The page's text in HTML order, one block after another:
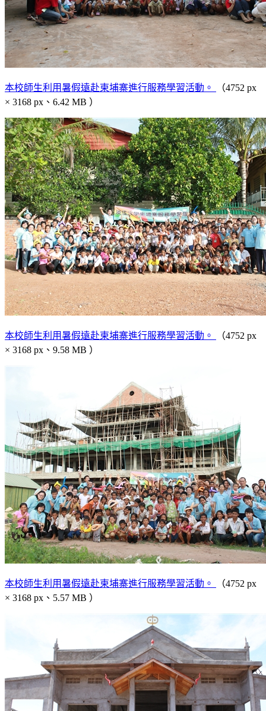
本校師生利用暑假遠赴柬埔寨進行服務學習活動。
（4752 px
× 3168 px、6.42 MB ）
本校師生利用暑假遠赴柬埔寨進行服務學習活動。
（4752 px
× 3168 px、9.58 MB ）
本校師生利用暑假遠赴柬埔寨進行服務學習活動。
（4752 px
× 3168 px、5.57 MB ）